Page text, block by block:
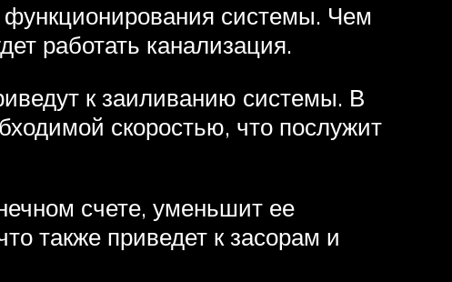
системы. Чем
работать канализация.
к заиливанию системы. В
скоростью, что послужит
счете, уменьшит ее
также приведет к засорам и